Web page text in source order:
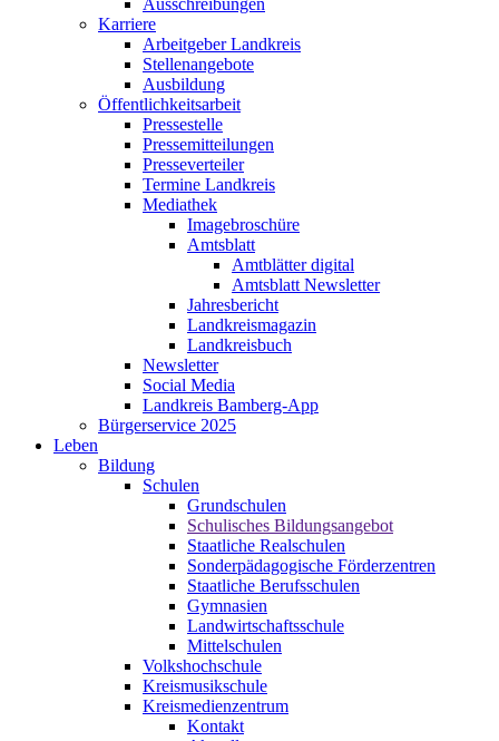
Ausschreibungen
Karriere
Arbeitgeber Landkreis
Stellenangebote
Ausbildung
Öffentlichkeitsarbeit
Pressestelle
Pressemitteilungen
Presseverteiler
Termine Landkreis
Mediathek
Imagebroschüre
Amtsblatt
Amtblätter digital
Amtsblatt Newsletter
Jahresbericht
Landkreismagazin
Landkreisbuch
Newsletter
Social Media
Landkreis Bamberg-App
Bürgerservice 2025
Leben
Bildung
Schulen
Grundschulen
Schulisches Bildungsangebot
Staatliche Realschulen
Sonderpädagogische Förderzentren
Staatliche Berufsschulen
Gymnasien
Landwirtschaftsschule
Mittelschulen
Volkshochschule
Kreismusikschule
Kreismedienzentrum
Kontakt